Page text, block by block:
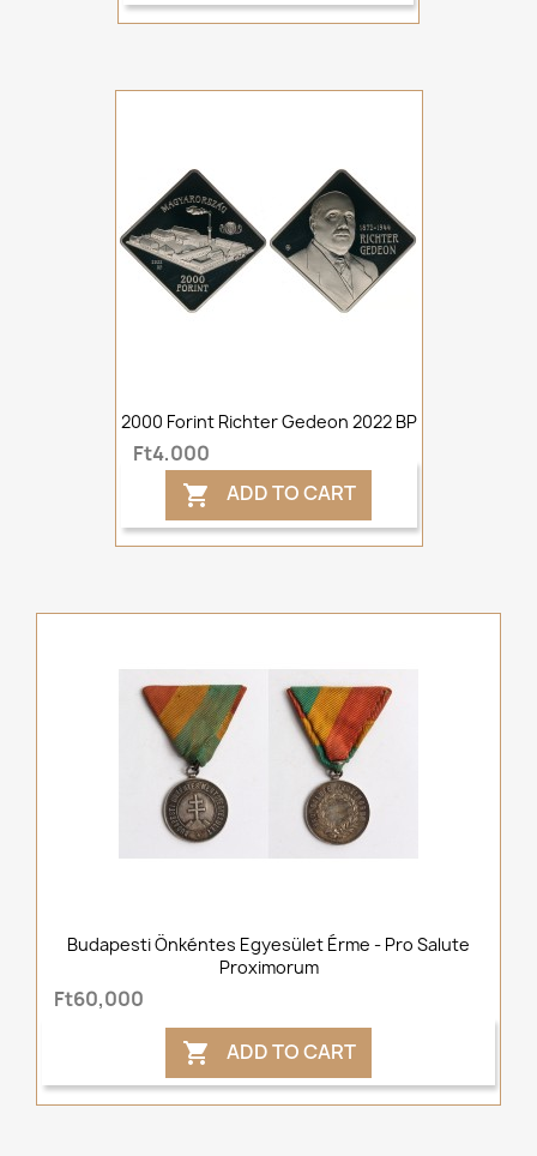
2000 Forint Richter Gedeon 2022 BP
Ft4,000
 ADD TO CART
Budapesti Önkéntes Egyesület Érme - Pro Salute
Proximorum
Ft60,000
 ADD TO CART